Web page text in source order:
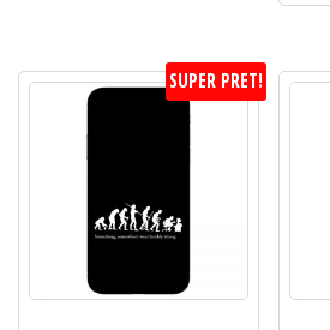
SUPER PRET!